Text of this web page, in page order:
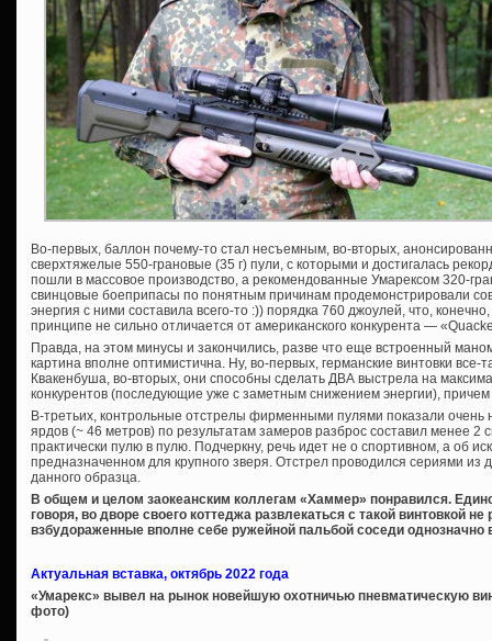
Во-первых, баллон почему-то стал несъемным, во-вторых,
сверхтяжелые 550-грановые (35 г) пули, с которыми и достигалась
пошли в массовое производство, а рекомендованные Умарексом 320-
свинцовые боеприпасы по понятным причинам продемонстрировали
энергия с ними составила всего-то :)) порядка 760 джоулей, что,
принципе не сильно отличается от американского конкурента —
Правда, на этом минусы и закончились, разве что еще встроенный
картина вполне оптимистична. Ну, во-первых, германские винтовки
Квакенбуша, во-вторых, они способны сделать ДВА выстрела на
конкурентов (последующие уже с заметным снижением энергии),
В-третьих, контрольные отстрелы фирменными пулями показали очень
ярдов (~ 46 метров) по результатам замеров разброс составил менее 2
практически пулю в пулю. Подчеркну, речь идет не о спортивном, а об
предназначенном для крупного зверя. Отстрел проводился сериями из
данного образца.
В общем и целом заокеанским коллегам «Хаммер» понравился.
говоря, во дворе своего коттеджа развлекаться с такой винтовкой
взбудораженные вполне себе ружейной пальбой соседи однозначно
Актуальная вставка, октябрь 2022 года
«Умарекс» вывел на рынок новейшую охотничью пневматическую
фото)